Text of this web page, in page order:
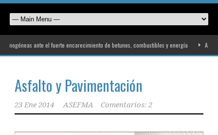
ante el fuerte encarecimiento de betunes, combustibles y energía
Asfalto y Pavimentación
23 Ene 2014 ASEFMA Comentarios: 2